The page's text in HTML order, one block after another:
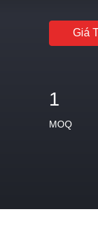
Giá
1
MOQ